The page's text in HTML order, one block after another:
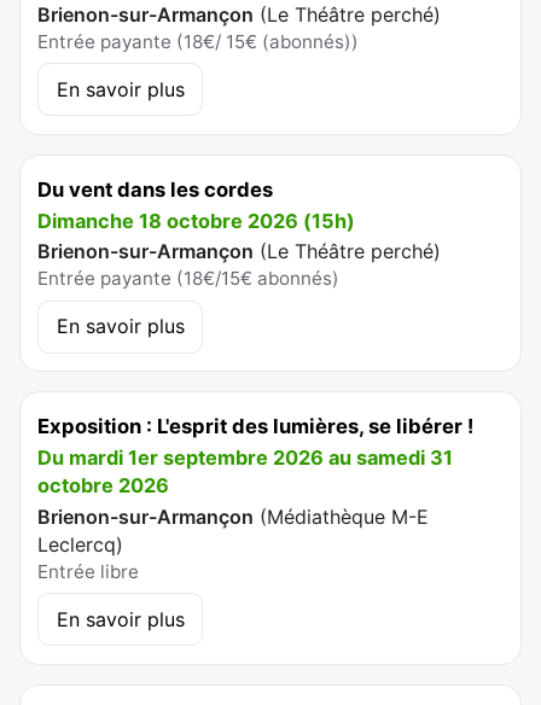
Brienon-sur-Armançon (Le Théâtre perché)
Entrée payante (18€/ 15€ (abonnés))
En savoir plus
Du vent dans les cordes
Dimanche 18 octobre 2026 (15h)
Brienon-sur-Armançon (Le Théâtre perché)
Entrée payante (18€/15€ abonnés)
En savoir plus
Exposition : L'esprit des lumières, se libérer !
Du mardi 1er septembre 2026 au samedi 31
octobre 2026
Brienon-sur-Armançon (Médiathèque M-E
Leclercq)
Entrée libre
En savoir plus